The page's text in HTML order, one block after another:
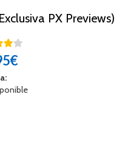
PX Previews)